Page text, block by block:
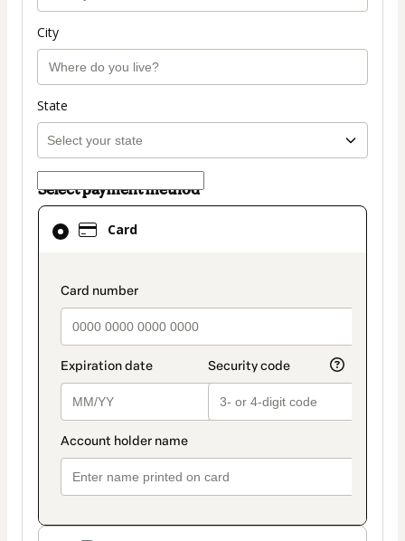
City
State
Select payment method
Card
payment_data.section_title_v2
Card
selected
method